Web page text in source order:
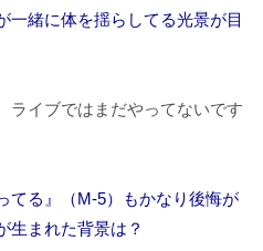
一緒に体を揺らしてる光景が目
ライブではまだやってないです
る』（M-5）もかなり後悔が
生まれた背景は？